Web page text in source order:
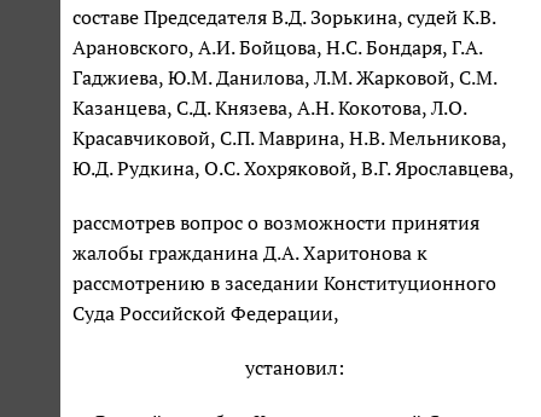
составе Председателя В.Д. Зорькина, судей К.В.
Арановского, А.И. Бойцова, Н.С. Бондаря, Г.А.
Гаджиева, Ю.М. Данилова, Л.М. Жарковой, С.М.
Казанцева, С.Д. Князева, А.Н. Кокотова, Л.О.
Красавчиковой, С.П. Маврина, Н.В. Мельникова,
Ю.Д. Рудкина, О.С. Хохряковой, В.Г. Ярославцева,
рассмотрев вопрос о возможности принятия
жалобы гражданина Д.А. Харитонова к
рассмотрению в заседании Конституционного
Суда Российской Федерации,
установил: